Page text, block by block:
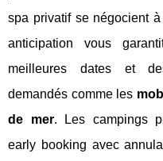
spa privatif se négocient
anticipation vous
meilleures dates et
demandés comme les
de mer. Les campings
early booking avec